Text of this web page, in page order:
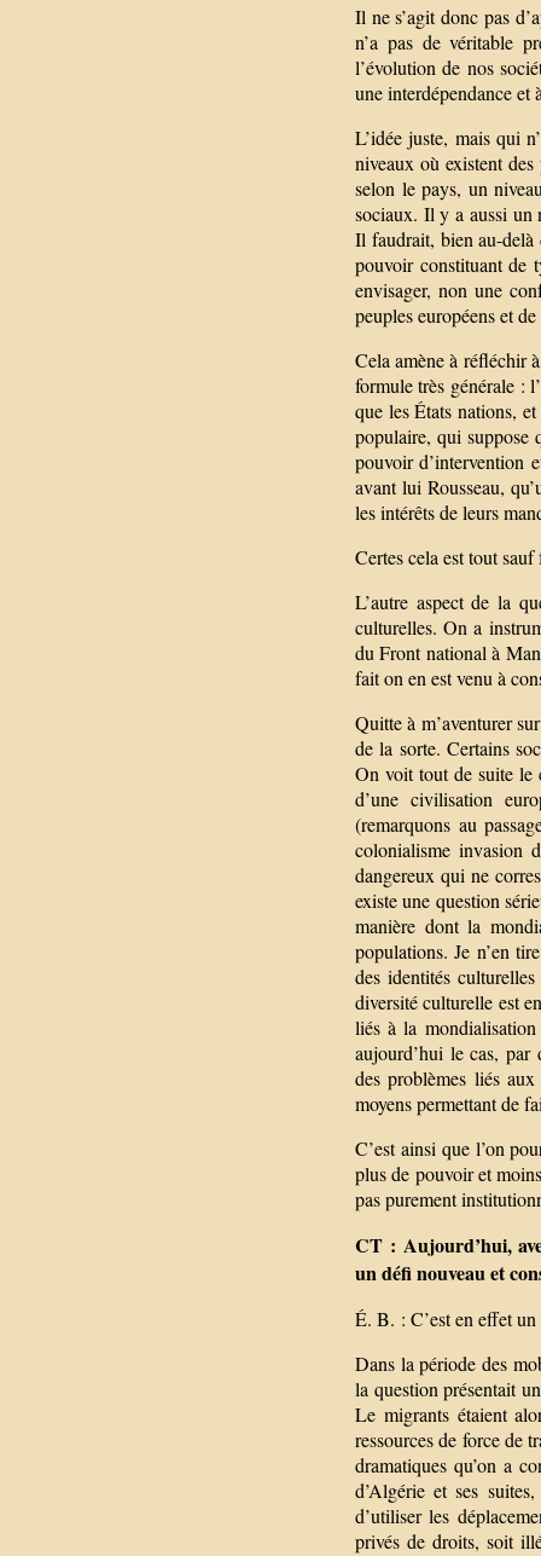
Il ne s’agit donc pas
n’a pas de véritable
l’évolution de nos
une interdépendance et
L’idée juste, mais qui
niveaux où existent
selon le pays, un
sociaux. Il y a aussi un
Il faudrait, bien au-delà
pouvoir constituant de
envisager, non une
peuples européens et
Cela amène à réfléchir
formule très générale :
que les États nations,
populaire, qui suppose
pouvoir d’intervention
avant lui Rousseau,
les intérêts de leurs
Certes cela est tout
L’autre aspect de la
culturelles. On a
du Front national à
fait on en est venu à
Quitte à m’aventurer
de la sorte. Certains
On voit tout de suite le
d’une civilisation
(remarquons au
colonialisme invasion
dangereux qui ne
existe une question
manière dont la
populations. Je n’en
des identités
diversité culturelle est
liés à la
aujourd’hui le cas, par
des problèmes liés
moyens permettant de
C’est ainsi que l’on
plus de pouvoir et
pas purement
CT : Aujourd’hui,
un défi nouveau et
É. B. : C’est en effet
Dans la période des
la question présentait
Le migrants étaient
ressources de force de
dramatiques qu’on a
d’Algérie et ses
d’utiliser les
privés de droits, soit